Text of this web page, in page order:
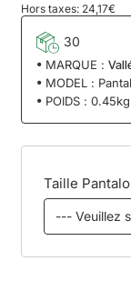
Hors taxes: 24,17€
30
MARQUE :
MODEL :
POIDS : 0.45kg
Taille